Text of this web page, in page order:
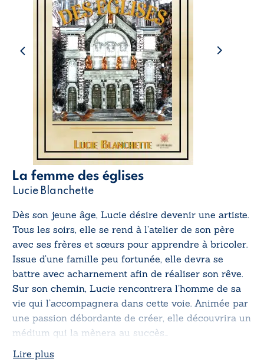
La femme des églises
Lucie Blanchette
Dès son jeune âge, Lucie désire devenir une artiste.
Tous les soirs, elle se rend à l’atelier de son père
avec ses frères et sœurs pour apprendre à bricoler.
Issue d’une famille peu fortunée, elle devra se
battre avec acharnement afin de réaliser son rêve.
Sur son chemin, Lucie rencontrera l’homme de sa
vie qui l’accompagnera dans cette voie. Animée par
une passion débordante de créer, elle découvrira un
médium qui la mènera au succès…
Lire plus